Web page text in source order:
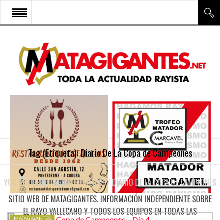
SITIO WEB DE MATAGIGANTES. INFORMACIÓN INDEPENDIENTE SOBRE
EL RAYO VALLECANO Y TODOS LOS EQUIPOS EN TODAS LAS
INICIO
RAYO VALLECANO
CANTERA Y ESCUELA FRV
RAYO FÉMINAS
MULTIMEDIA
CONTACTO
Tag (Etiqueta):Diario De La Copa de Campeones
YOU ARE HERE:PÁGINA PRINCIPAL/ DIARIO DE LA COPA DE CAMPEONES
MATAGIGANTES